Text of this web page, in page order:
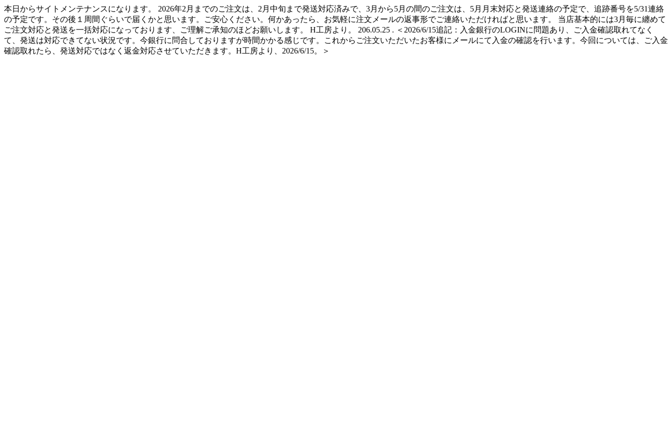
本日からサイトメンテナンスになります。 2026年2月までのご注文は、2月中旬まで発送対応済みで、3月から5月の間のご注文は、5月月末対応と発送連絡の予定で、追跡番号を5/31連絡
の予定です。その後１周間ぐらいで届くかと思います。ご安心ください。何かあったら、お気軽に注文メールの返事形でご連絡いただければと思います。 当店基本的には3月毎に纏めて
ご注文対応と発送を一括対応になっております、ご理解ご承知のほどお願いします。 H工房より。 206.05.25 . ＜2026/6/15追記：入金銀行のLOGINに問題あり、ご入金確認取れてなく
て、発送は対応できてない状況です。今銀行に問合しておりますが時間かかる感じです。これからご注文いただいたお客様にメールにて入金の確認を行います。今回については、ご入金
確認取れたら、発送対応ではなく返金対応させていただきます。H工房より、2026/6/15。＞